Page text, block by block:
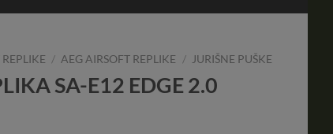
/ AEG AIRSOFT REPLIKE / JURIŠNE PUŠKE
SA-E12 EDGE 2.0